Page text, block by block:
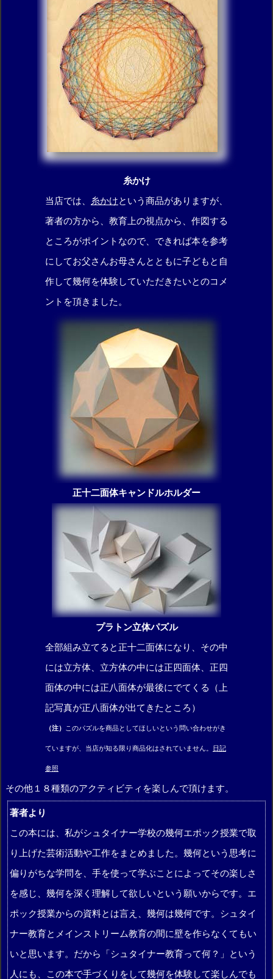
糸かけ
当店では、 糸かけという商品がありますが、
著者の方から、教育上の視点から、作図する
ところがポイントなので、できれば本を参考
にしてお父さんお母さんとともに子どもと自
作して幾何を体験していただきたいとのコメ
ントを頂きました。
正十二面体キャンドルホルダー
プラトン立体パズル
全部組み立てると正十二面体になり、その中
には立方体、立方体の中には正四面体、正四
面体の中には正八面体が最後にでてくる（上
記写真が正八面体が出てきたところ）
（注） このパズルを商品としてほしいという問い合わせがき
ていますが、当店が知る限り商品化はされていません。 日記
参照
その他１８種類のアクティビティを楽しんで頂けます。
著者より
この本には、私がシュタイナー学校の幾何エポック授業で取
り上げた芸術活動や工作をまとめました。幾何という思考に
偏りがちな学問を、手を使って学ぶことによってその楽しさ
を感じ、幾何を深く理解して欲しいという願いからです。エ
ポック授業からの資料とは言え、幾何は幾何です。シュタイ
ナー教育とメインストリーム教育の間に壁を作らなくてもい
いと思います。だから「シュタイナー教育って何？」という
人にも、この本で手づくりをして幾何を体験して楽しんでも